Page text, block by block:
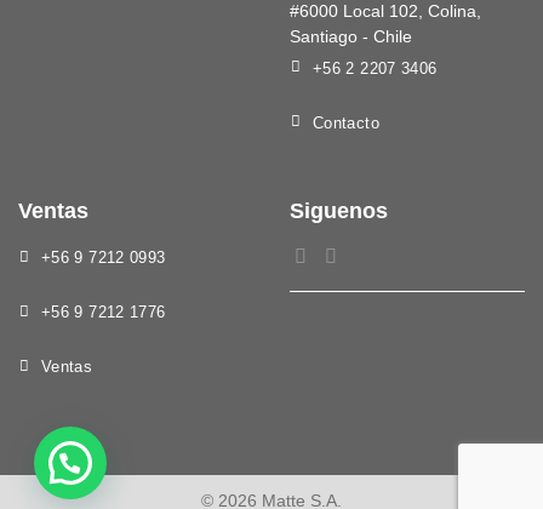
#6000 Local 102, Colina,
Santiago - Chile
+56 2 2207 3406
Contacto
Ventas
+56 9 7212 0993
+56 9 7212 1776
Ventas
Siguenos
© 2026 Matte S.A.